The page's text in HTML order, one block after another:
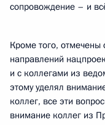
сопровождение – и
Кроме того, отмечены
направлений
и с коллегами из
этому уделял
коллег, все эти
внимание коллег из